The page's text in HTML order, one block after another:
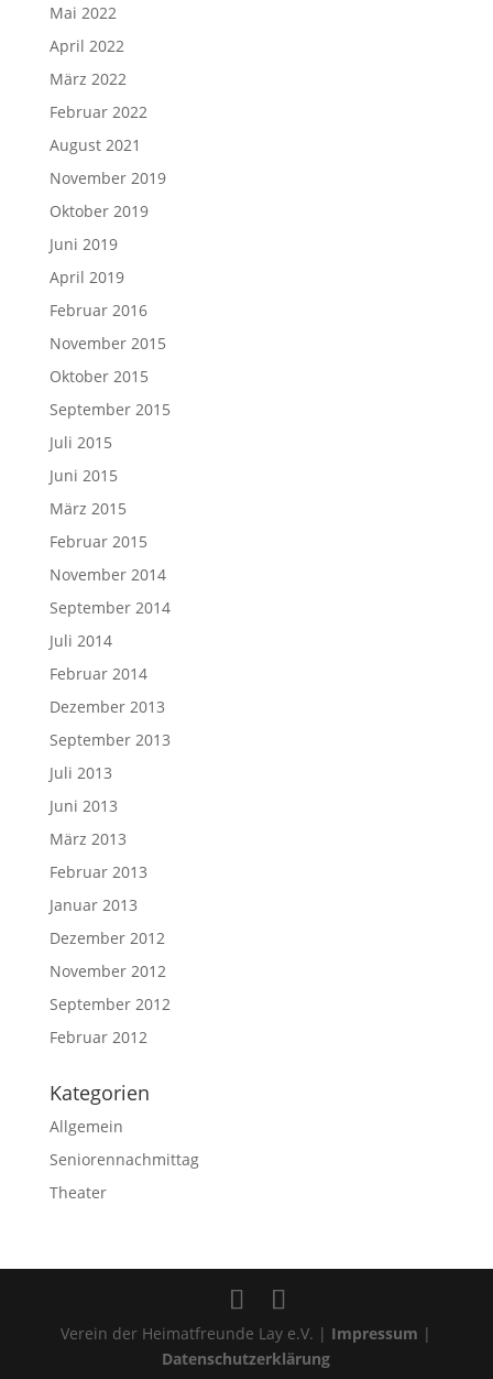
Mai 2022
April 2022
März 2022
Februar 2022
August 2021
November 2019
Oktober 2019
Juni 2019
April 2019
Februar 2016
November 2015
Oktober 2015
September 2015
Juli 2015
Juni 2015
März 2015
Februar 2015
November 2014
September 2014
Juli 2014
Februar 2014
Dezember 2013
September 2013
Juli 2013
Juni 2013
März 2013
Februar 2013
Januar 2013
Dezember 2012
November 2012
September 2012
Februar 2012
Kategorien
Allgemein
Seniorennachmittag
Theater
Verein der Heimatfreunde Lay e.V. | Impressum |
Datenschutzerklärung